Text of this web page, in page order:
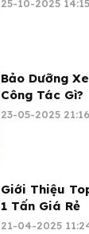
25-10-2025 14:15
Bảo Dưỡng
Công Tác Gì?
23-05-2025 21:16
Giới Thiệu
1 Tấn Giá Rẻ
21-04-2025